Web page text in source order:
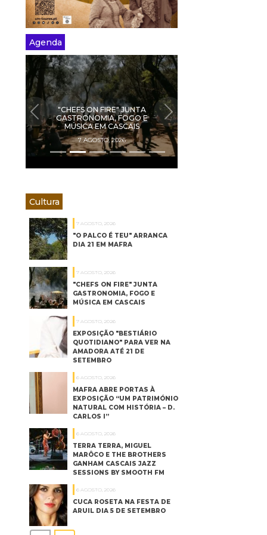
Agenda
"CHEFS ON FIRE" JUNTA
GASTRONOMIA, FOGO E
MÚSICA EM CASCAIS
7 AGOSTO, 2026
PREVIOUS NEXT
Cultura
7 AGOSTO, 2026
"O PALCO É TEU" ARRANCA
DIA 21 EM MAFRA
7 AGOSTO, 2026
"CHEFS ON FIRE" JUNTA
GASTRONOMIA, FOGO E
MÚSICA EM CASCAIS
7 AGOSTO, 2026
EXPOSIÇÃO "BESTIÁRIO
QUOTIDIANO" PARA VER NA
AMADORA ATÉ 21 DE
SETEMBRO
6 AGOSTO, 2026
MAFRA ABRE PORTAS À
EXPOSIÇÃO “UM PATRIMÓNIO
NATURAL COM HISTÓRIA – D.
CARLOS I”
6 AGOSTO, 2026
TERRA TERRA, MIGUEL
MARÔCO E THE BROTHERS
GANHAM CASCAIS JAZZ
SESSIONS BY SMOOTH FM
6 AGOSTO, 2026
CUCA ROSETA NA FESTA DE
ARUIL DIA 5 DE SETEMBRO